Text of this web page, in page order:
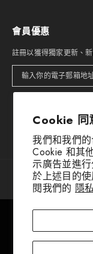
Cookie 同
我們和我們
Cookie 和其
示廣告並進
於上述目的
閱我們的 隱
會員優惠
註冊以獲得獨家更新、
©
The cookie
cookies" to give
Accept